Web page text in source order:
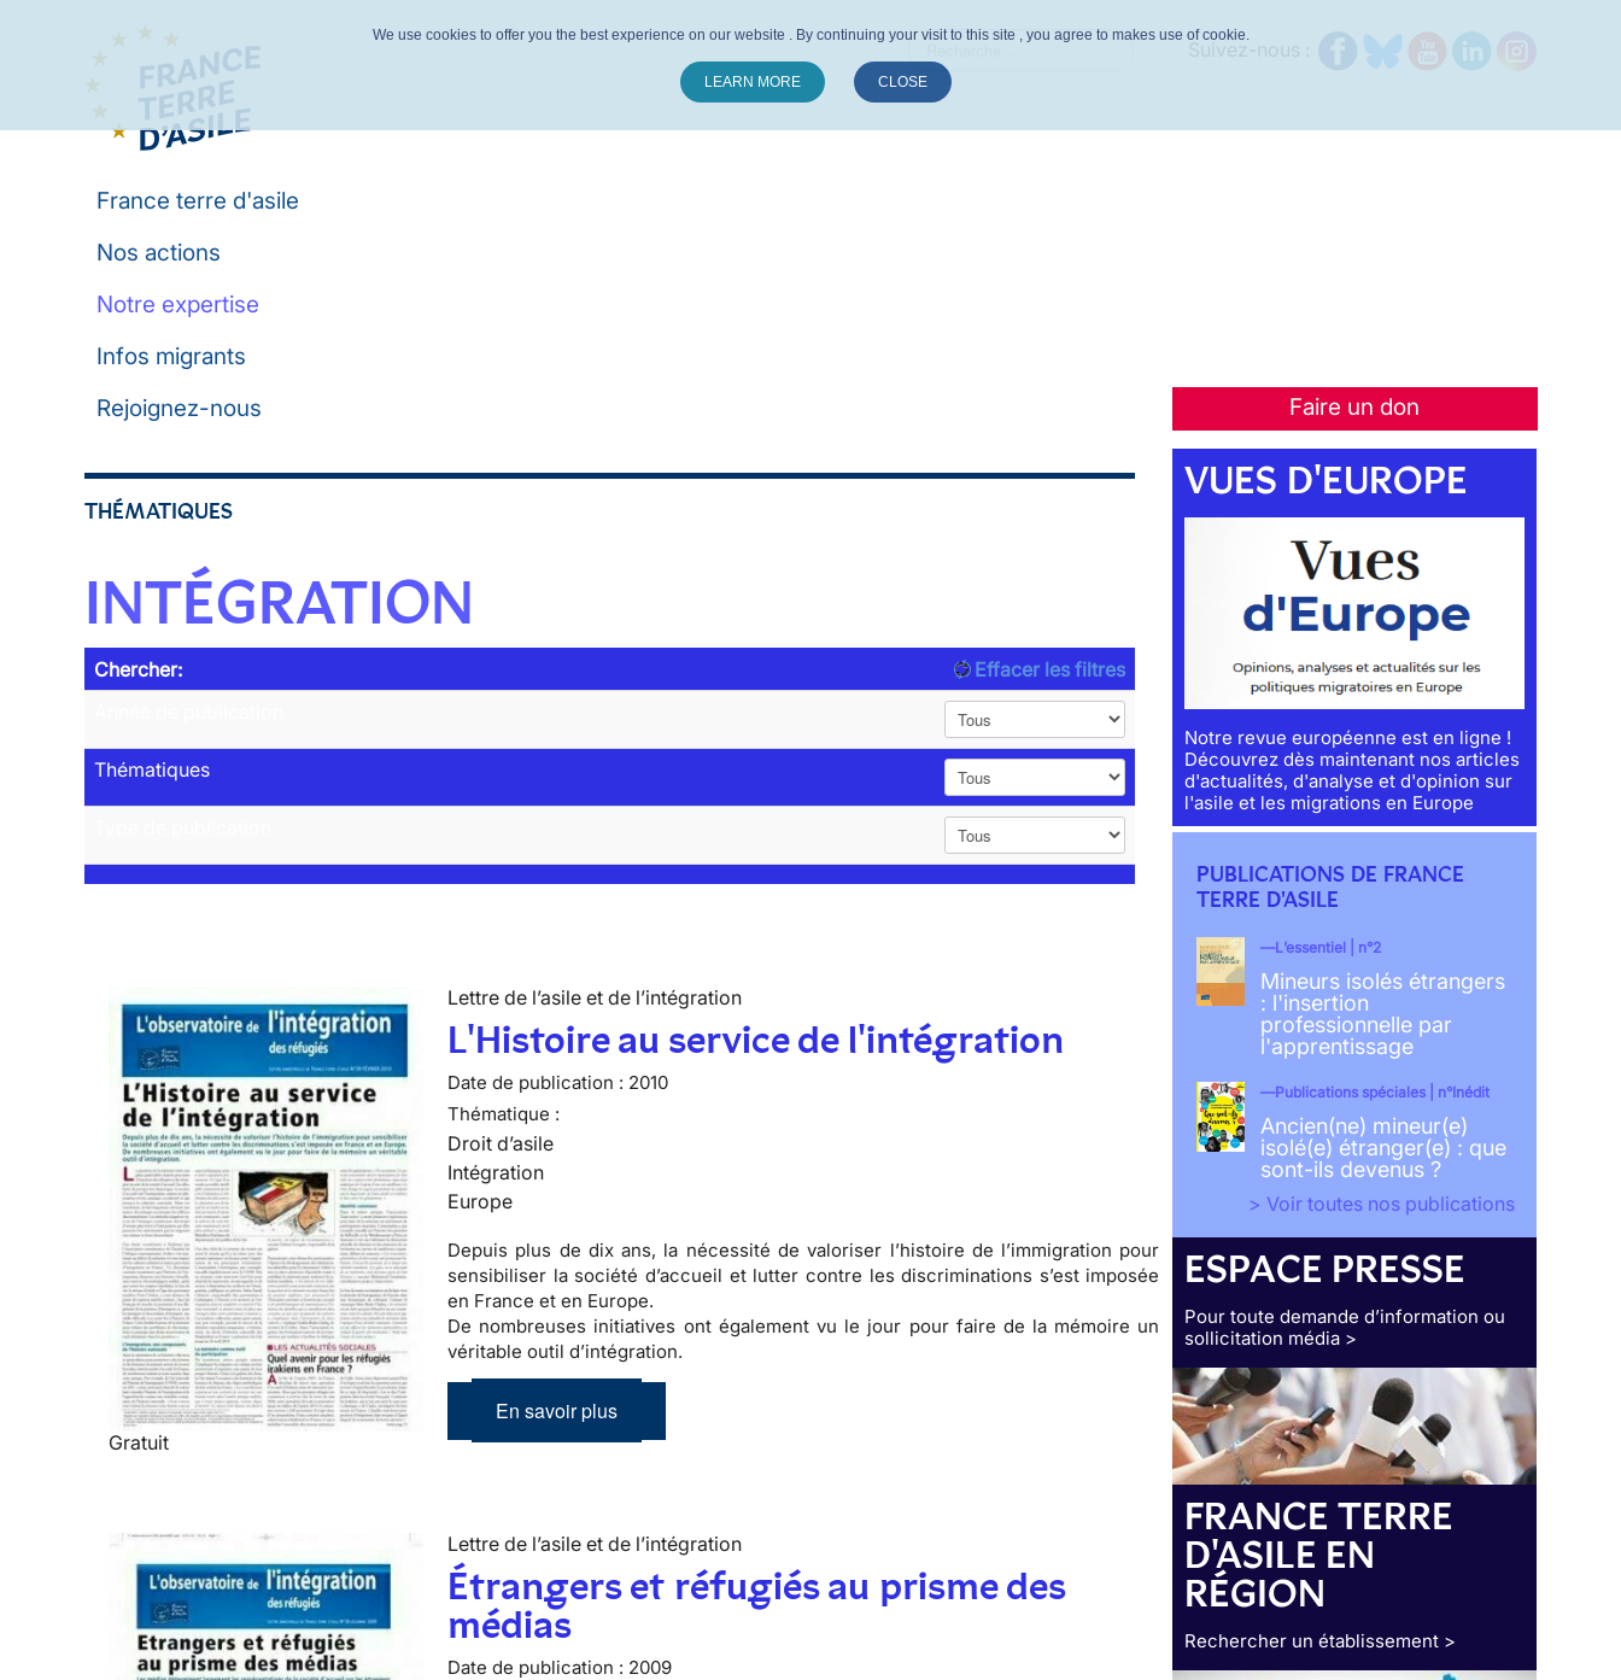
France terre d'asile
Nos actions
Notre expertise
Infos migrants
Faire un don
Rejoignez-nous
THÉMATIQUES
INTÉGRATION
Chercher:
Effacer les filtres
Thématiques
Gratuit
Lettre de l’asile et de l’intégration
L'Histoire au service de l'intégration
Date de publication : 2010
Thématique :
Droit d’asile
Intégration
Europe
Depuis plus de dix ans, la nécessité de valoriser l’histoire de l’immigration pour
sensibiliser la société d’accueil et lutter contre lesdiscriminations s’est imposée
en France et en Europe.
De nombreuses initiatives ont également vu le jour pour faire de la mémoire un
véritable outil d’intégration.
En savoir plus
Lettre de l’asile et de l’intégration
Étrangers et réfugiés au prisme des
médias
Date de publication : 2009
VUES D'EUROPE
Notre revue européenne est en ligne !
Découvrez dès maintenant nos articles
d'actualités, d'analyse et d'opinion sur
l'asile et les migrations en Europe
PUBLICATIONS DE FRANCE
TERRE D'ASILE
L’essentiel | n°2
Mineurs isolés étrangers
: l'insertion
professionnelle par
l'apprentissage
Publications spéciales | n°Inédit
Ancien(ne) mineur(e)
isolé(e) étranger(e) : que
sont-ils devenus ?
> Voir toutes nos publications
ESPACE PRESSE
Pour toute demande d’information ou
sollicitation média >
FRANCE TERRE
D'ASILE EN
RÉGION
Rechercher un établissement >
We use cookies to offer you the best experience on our website . By continuing your visit to this site , you agree to makes use of cookie.
LEARN MORE CLOSE